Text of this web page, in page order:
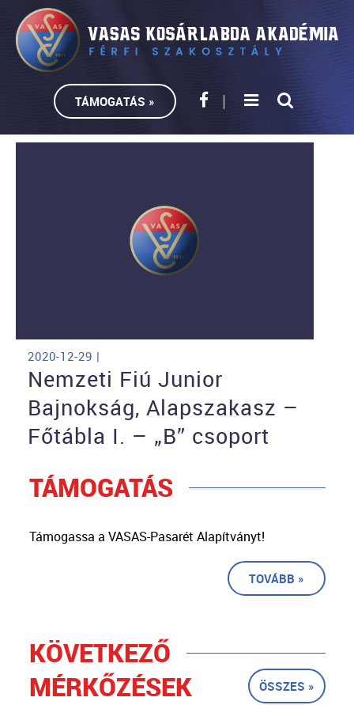
TÁMOGATÁS »
2020-12-29 |
Nemzeti Fiú Junior
Bajnokság, Alapszakasz –
Főtábla I. – „B” csoport
TÁMOGATÁS
Támogassa a VASAS-Pasarét Alapítványt!
TOVÁBB »
KÖVETKEZŐ
MÉRKŐZÉSEK
ÖSSZES »